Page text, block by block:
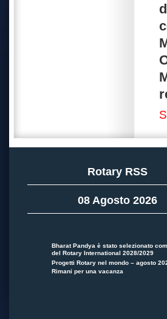
Rotary RSS
08 Agosto 2026
Bharat Pandya è stato selezionato
del Rotary International 2028/2029
Progetti Rotary nel mondo – agosto
Rimani per una vacanza